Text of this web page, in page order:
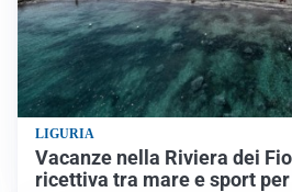
LIGURIA
Vacanze nella Riviera dei
ricettiva tra mare e sport